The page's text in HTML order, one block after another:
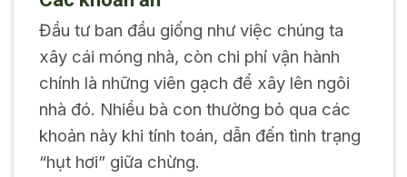
Đầu tư ban đầu giống như việc chúng ta
xây cái móng nhà, còn chi phí vận hành
chính là những viên gạch để xây lên ngôi
nhà đó. Nhiều bà con thường bỏ qua các
khoản này khi tính toán, dẫn đến tình trạng
“hụt hơi” giữa chừng.